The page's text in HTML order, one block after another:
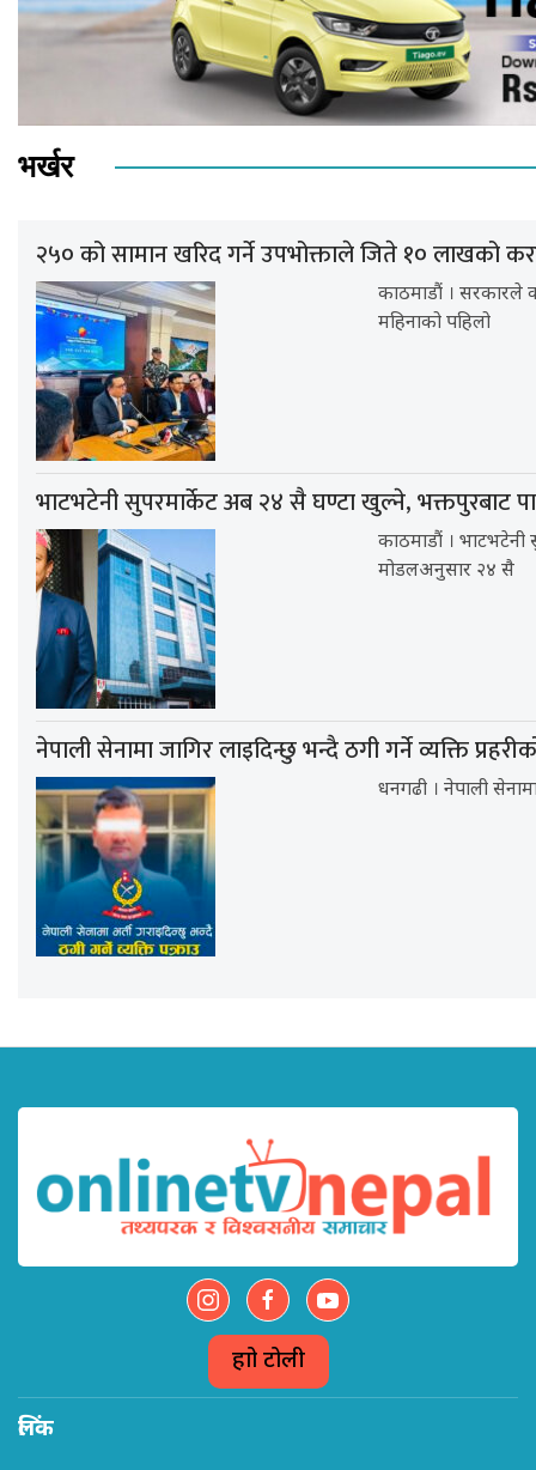
भर्खर
२५० को सामान खरिद गर्ने उपभोक्ताले जिते १० लाखको
काठमाडौं । सरकारले
महिनाको पहिलो
भाटभटेनी सुपरमार्केट अब २४ सै घण्टा खुल्ने, भक्तपुरबाट
काठमाडौं । भाटभटेनी
मोडलअनुसार २४ सै
नेपाली सेनामा जागिर लाइदिन्छु भन्दै ठगी गर्ने व्यक्ति
धनगढी । नेपाली
हाम्रो टोली
लिंक